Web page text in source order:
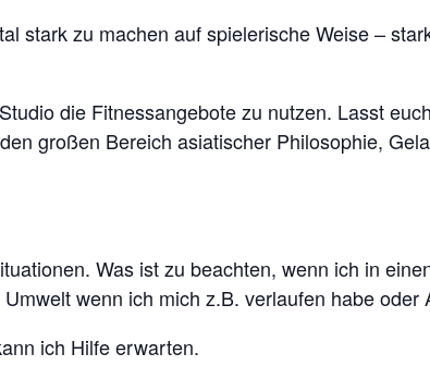
stark zu machen auf spielerische Weise –
die Fitnessangebote zu nutzen. Lasst
großen Bereich asiatischer Philosophie,
Was ist zu beachten, wenn ich in
wenn ich mich z.B. verlaufen habe oder
ich Hilfe erwarten.